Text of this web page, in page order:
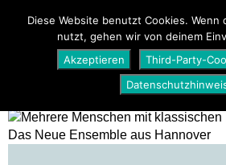
PROGRAMM ÜBER UNS
Diese Website benutzt Cookies.
nutzt, gehen wir von deinem
Akzeptieren
Third-Party-